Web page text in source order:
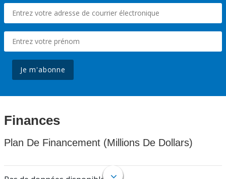
Je m'abonne
Finances
Plan De Financement (Millions De Dollars)